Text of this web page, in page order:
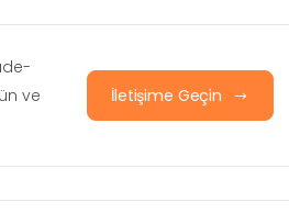
ve
İletişime Geçin